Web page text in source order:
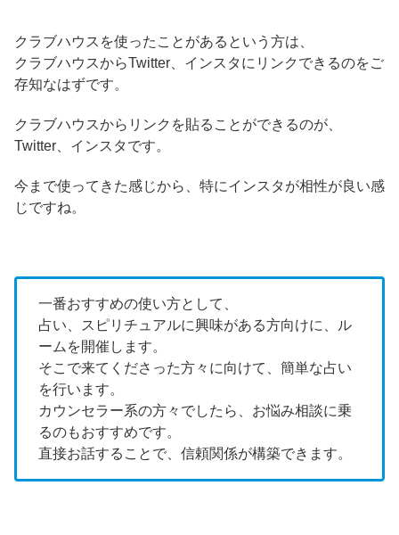
クラブハウスを使ったことがあるという方は、
クラブハウスからTwitter、インスタにリンクできるのをご
存知なはずです。
クラブハウスからリンクを貼ることができるのが、
Twitter、インスタです。
今まで使ってきた感じから、特にインスタが相性が良い感
じですね。
一番おすすめの使い方として、
占い、スピリチュアルに興味がある方向けに、ル
ームを開催します。
そこで来てくださった方々に向けて、簡単な占い
を行います。
カウンセラー系の方々でしたら、お悩み相談に乗
るのもおすすめです。
直接お話することで、信頼関係が構築できます。